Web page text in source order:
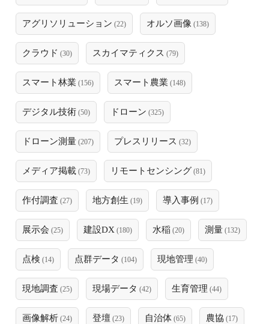
アグリソリューション (22) オルソ画像 (138)
クラウド (30) スカイマティクス (79)
スマート林業 (156) スマート農業 (148)
デジタル技術 (50) ドローン (325)
ドローン測量 (207) プレスリリース (32)
メディア掲載 (73) リモートセンシング (81)
作付調査 (27) 地方創生 (19) 導入事例 (17)
展示会 (25) 建設DX (180) 水稲 (20) 測量 (132)
点検 (14) 点群データ (104) 現地管理 (40)
現地調査 (25) 現場データ (42) 生育管理 (44)
画像解析 (24) 登壇 (23) 自治体 (65) 農協 (17)